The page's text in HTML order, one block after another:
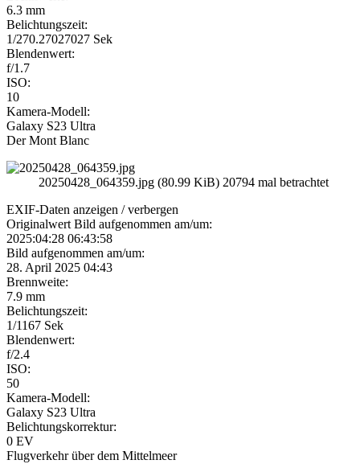
6.3 mm
Belichtungszeit:
1/270.27027027 Sek
Blendenwert:
f/1.7
ISO:
10
Kamera-Modell:
Galaxy S23 Ultra
Der Mont Blanc
20250428_064359.jpg (80.99 KiB) 20794 mal betrachtet
EXIF-Daten anzeigen / verbergen
Originalwert Bild aufgenommen am/um:
2025:04:28 06:43:58
Bild aufgenommen am/um:
28. April 2025 04:43
Brennweite:
7.9 mm
Belichtungszeit:
1/1167 Sek
Blendenwert:
f/2.4
ISO:
50
Kamera-Modell:
Galaxy S23 Ultra
Belichtungskorrektur:
0 EV
Flugverkehr über dem Mittelmeer